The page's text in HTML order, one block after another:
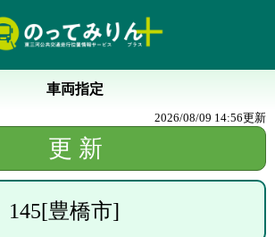
車両指定
2026/08/09 14:56更新
145[豊橋市]